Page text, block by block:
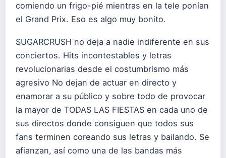
comiendo un frigo-pié mientras en la tele ponían
el Grand Prix. Eso es algo muy bonito.
SUGARCRUSH no deja a nadie indiferente en sus
conciertos. Hits incontestables y letras
revolucionarias desde el costumbrismo más
agresivo No dejan de actuar en directo y
enamorar a su público y sobre todo de provocar
la mayor de TODAS LAS FIESTAS en cada uno de
sus directos donde consiguen que todos sus
fans terminen coreando sus letras y bailando. Se
afianzan, así como una de las bandas más